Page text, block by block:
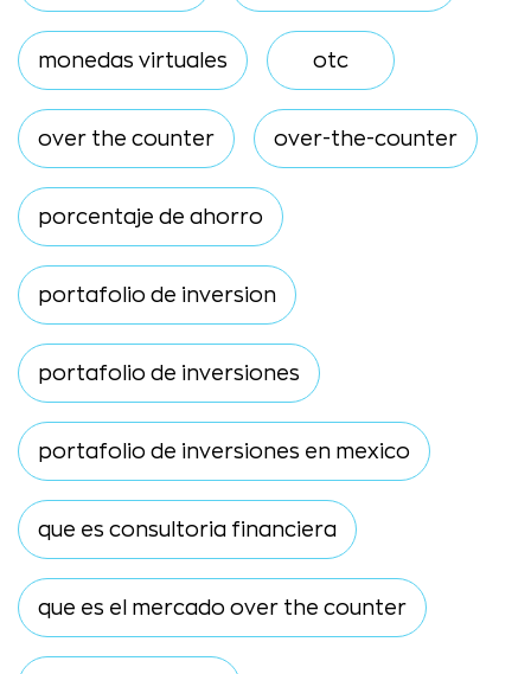
monedas virtuales otc
over the counter over-the-counter
porcentaje de ahorro
portafolio de inversion
portafolio de inversiones
portafolio de inversiones en mexico
que es consultoria financiera
que es el mercado over the counter